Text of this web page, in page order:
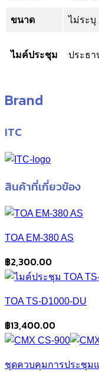
ขนาด ไม่ระบุ
ไมค์ประชุม ประธา
Brand
ITC
สินค้าที่เกี่ยวข้อง
TOA EM-380 AS
฿2,300.00
TOA TS-D1000-DU
฿13,400.00
ชุดควบคุมการประชุม